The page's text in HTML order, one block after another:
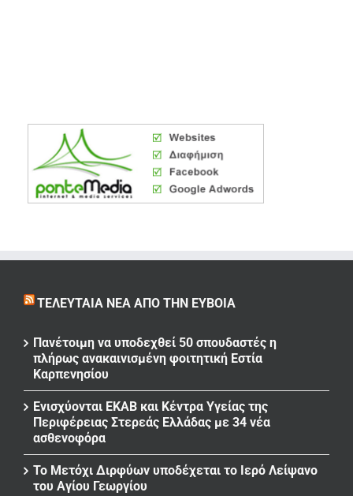
ΤΕΛΕΥΤΑΊΑ ΝΈΑ ΑΠΌ ΤΗΝ ΕΎΒΟΙΑ
Πανέτοιμη να υποδεχθεί 50 σπουδαστές η
πλήρως ανακαινισμένη φοιτητική Εστία
Καρπενησίου
Ενισχύονται ΕΚΑΒ και Κέντρα Υγείας της
Περιφέρειας Στερεάς Ελλάδας με 34 νέα
ασθενοφόρα
Το Μετόχι Διρφύων υποδέχεται το Ιερό Λείψανο
του Αγίου Γεωργίου